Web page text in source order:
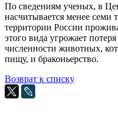
По сведениям ученых, в
насчитывается менее семи
территории России
этого вида угрожает
численности животных,
пищу, и браконьерство.
Возврат к списку